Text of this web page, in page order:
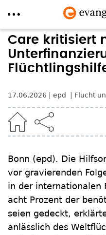
Direkt
zum
Inhalt
Care kritisiert
17.06.2026 epd Flucht
Bonn (epd). Die
vor gravierenden
in der internationalen
acht Prozent der
seien gedeckt,
anlässlich des